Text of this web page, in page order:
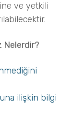
ve yetkili
Nelerdir?
ilişkin bilgi